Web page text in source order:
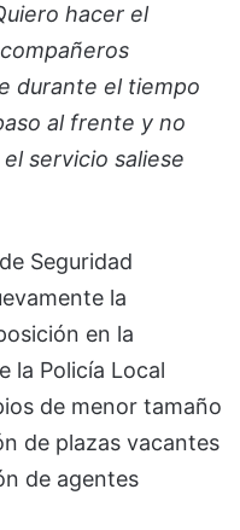
hacer el
durante el tiempo
al frente y no
servicio saliese
Seguridad
la
en la
la Policía Local
de menor tamaño
de plazas vacantes
de agentes